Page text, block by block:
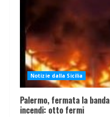
Notizie dalla Sicilia
Palermo, fermata la
incendi: otto fermi